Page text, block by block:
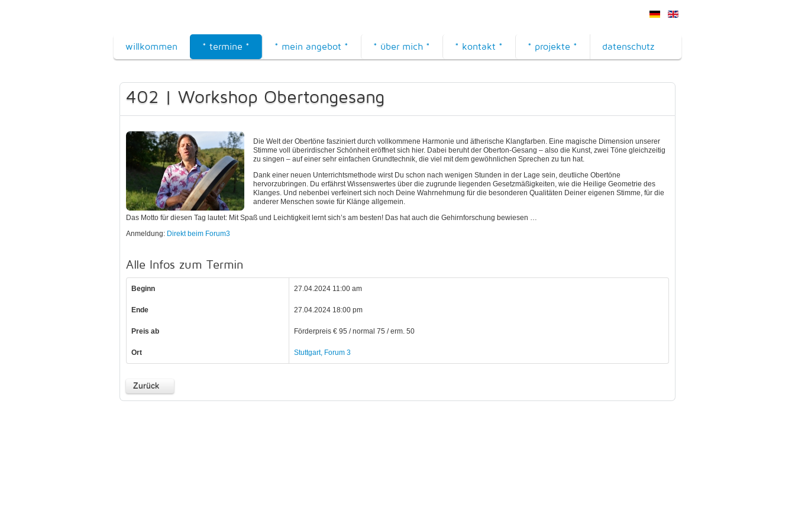
willkommen * termine * * mein angebot * * über mich * * kontakt * * projekte * datenschutz
402 | Workshop Obertongesang
Die Welt der Obertöne fasziniert durch vollkommene Harmonie und ätherische Klangfarben. Eine magische Dimension unserer
Stimme voll überirdischer Schönheit eröffnet sich hier. Dabei beruht der Oberton-Gesang – also die Kunst, zwei Töne gleichzeitig
zu singen – auf einer sehr einfachen Grundtechnik, die viel mit dem gewöhnlichen Sprechen zu tun hat.
Dank einer neuen Unterrichtsmethode wirst Du schon nach wenigen Stunden in der Lage sein, deutliche Obertöne
hervorzubringen. Du erfährst Wissenswertes über die zugrunde liegenden Gesetzmäßigkeiten, wie die Heilige Geometrie des
Klanges. Und nebenbei verfeinert sich noch Deine Wahrnehmung für die besonderen Qualitäten Deiner eigenen Stimme, für die
anderer Menschen sowie für Klänge allgemein.
Das Motto für diesen Tag lautet: Mit Spaß und Leichtigkeit lernt sich’s am besten! Das hat auch die Gehirnforschung bewiesen …
Anmeldung: Direkt beim Forum3
Alle Infos zum Termin
Beginn 27.04.2024 11:00 am
Ende 27.04.2024 18:00 pm
Preis ab Förderpreis € 95 / normal 75 / erm. 50
Ort Stuttgart, Forum 3
Zurück